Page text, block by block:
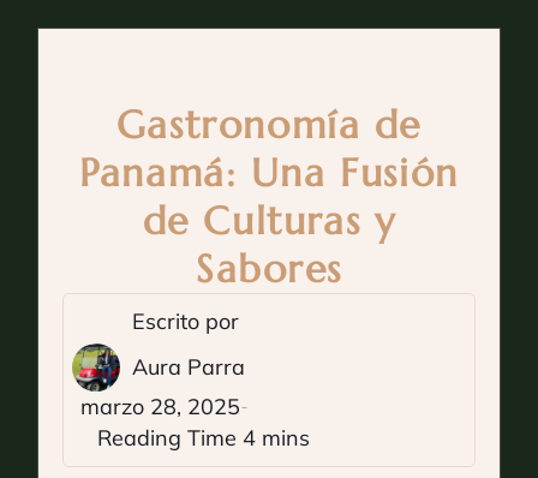
Gastronomía de
Panamá: Una Fusión
de Culturas y
Sabores
Escrito por
Aura Parra
marzo 28, 2025